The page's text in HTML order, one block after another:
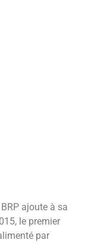
ajoute à sa
le premier
par